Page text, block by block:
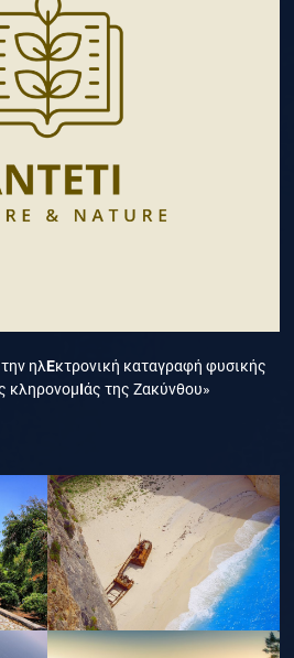
ηλΕκτρονική καταγραφή φυσικής
κληρονομΙάς της Ζακύνθου»